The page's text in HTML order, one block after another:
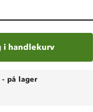
i handlekurv
- på lager